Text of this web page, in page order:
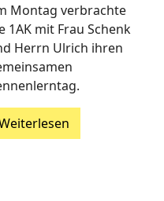
Montag verbrachte
1AK mit Frau Schenk
Herrn Ulrich ihren